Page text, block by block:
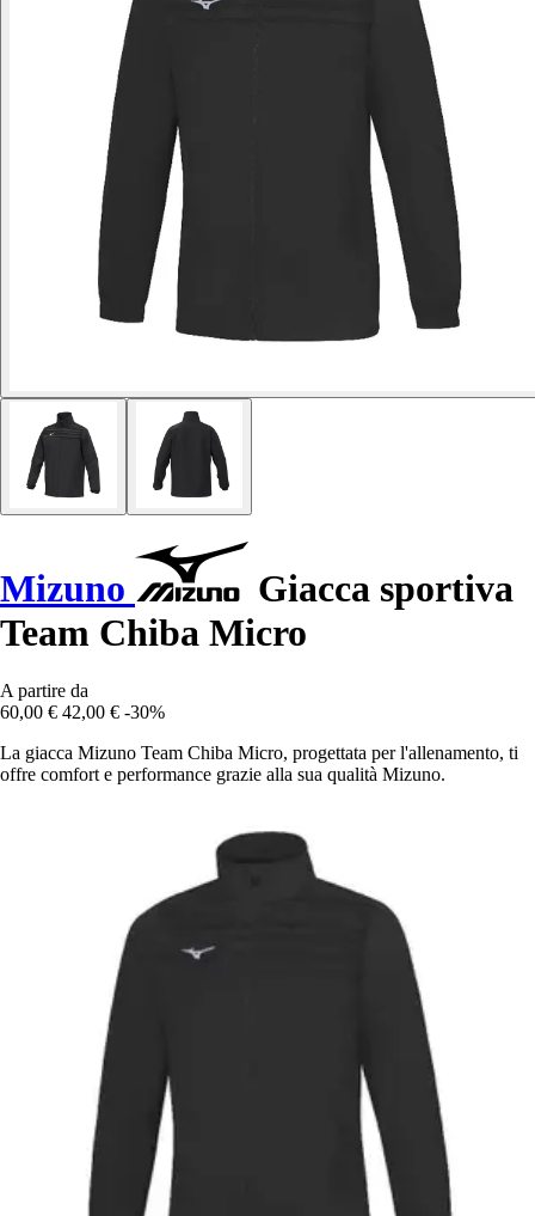
Mizuno
Giacca sportiva
Team Chiba Micro
A partire da
60,00 € 42,00 € -30%
La giacca Mizuno Team Chiba Micro, progettata per l'allenamento, ti
offre comfort e performance grazie alla sua qualità Mizuno.